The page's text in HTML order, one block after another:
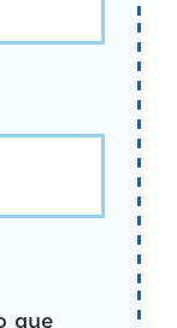
que